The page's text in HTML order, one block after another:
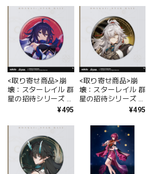
<取り寄せ商品>崩
壊：スターレイル 群
星の招待シリーズ 缶
¥495
<取り寄せ商品>崩
壊：スターレイル 群
星の招待シリーズ 缶
¥495